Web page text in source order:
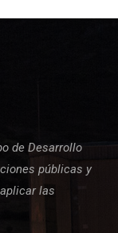
de Desarrollo
públicas y
las